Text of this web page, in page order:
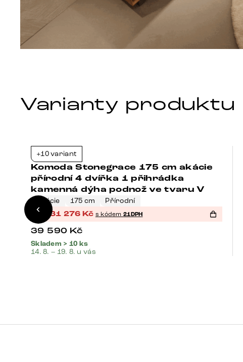
Varianty produktu
+10 variant
Komoda Stonegrace 175 cm akácie
přírodní 4 dvířka 1 přihrádka
kamenná dýha podnož ve tvaru V
Akácie 175 cm Přírodní
% 31 276 Kč s kódem21DPH
39 590 Kč
Skladem > 10 ks
14. 8. – 19. 8. u vás